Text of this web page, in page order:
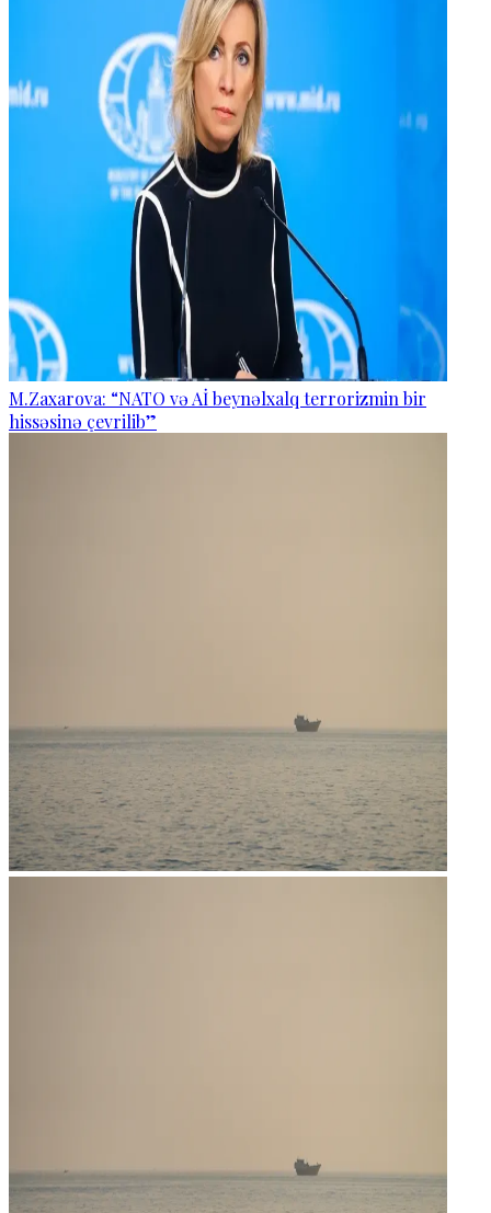
M.Zaxarova: “NATO və Aİ beynəlxalq terrorizmin bir
hissəsinə çevrilib”